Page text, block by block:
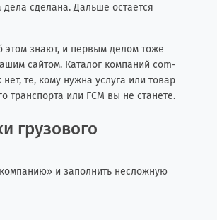
дела сделана. Дальше остается
этом знают, и первым делом тоже
сайтом. Каталог компаний com-
те, кому нужна услуга или товар
транспорта или ГСМ вы не станете.
грузового
» и заполнить несложную